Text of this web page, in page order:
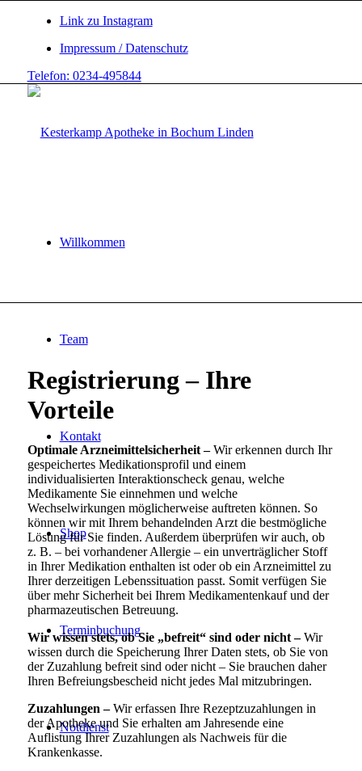
Link zu Instagram
Impressum / Datenschutz
Telefon: 0234-495844
Willkommen
Team
Kontakt
Shop
Terminbuchung
Notdienst
Registrierung – Ihre
Vorteile
Optimale Arzneimittelsicherheit –Wir erkennen durch Ihr
gespeichertes Medikationsprofil und einem
individualisierten Interaktionscheck genau, welche
Medikamente Sie einnehmen und welche
Wechselwirkungen möglicherweise auftreten können. So
können wir mit Ihrem behandelnden Arzt die bestmögliche
Lösung für Sie finden. Außerdem überprüfen wir auch, ob
z. B. – bei vorhandener Allergie – ein unverträglicher Stoff
in Ihrer Medikation enthalten ist oder ob ein Arzneimittel zu
Ihrer derzeitigen Lebenssituation passt. Somit verfügen Sie
über mehr Sicherheit bei Ihrem Medikamentenkauf und der
pharmazeutischen Betreuung.
Wir wissen stets, ob Sie „befreit“ sind oder nicht –Wir
wissen durch die Speicherung Ihrer Daten stets, ob Sie von
der Zuzahlung befreit sind oder nicht – Sie brauchen daher
Ihren Befreiungsbescheid nicht jedes Mal mitzubringen.
Zuzahlungen –Wir erfassen Ihre Rezeptzuzahlungen in
der Apotheke und Sie erhalten am Jahresende eine
Auflistung Ihrer Zuzahlungen als Nachweis für die
Krankenkasse.